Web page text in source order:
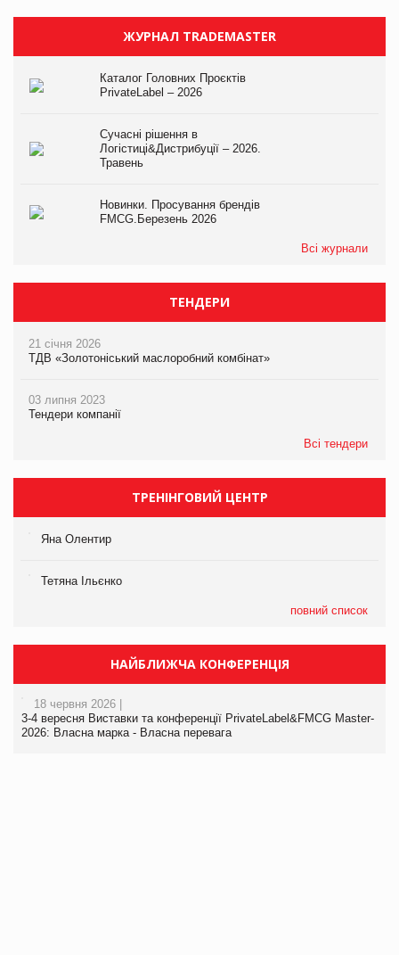
ЖУРНАЛ TRADEMASTER
Каталог Головних Проєктів
PrivateLabel – 2026
Сучасні рішення в
Логістиці&Дистрибуції – 2026.
Травень
Новинки. Просування брендів
FMCG.Березень 2026
Всі журнали
ТЕНДЕРИ
21 січня 2026
ТДВ «Золотоніський маслоробний комбінат»
03 липня 2023
Тендери компанії
Всі тендери
ТРЕНІНГОВИЙ ЦЕНТР
Яна Олентир
Тетяна Ільєнко
повний список
НАЙБЛИЖЧА КОНФЕРЕНЦІЯ
18 червня 2026 |
3-4 вересня Виставки та конференції PrivateLabel&FMCG Master-
2026: Власна марка - Власна перевага